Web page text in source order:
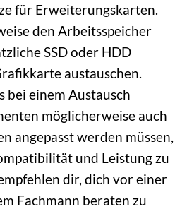
für Erweiterungskarten.
den Arbeitsspeicher
SSD oder HDD
austauschen.
bei einem Austausch
möglicherweise auch
angepasst werden müssen,
und Leistung zu
dir, dich vor einer
Fachmann beraten zu